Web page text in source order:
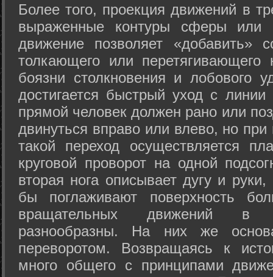
Более того, проекция движений в
выраженные контуры сферы или
движение позволяет «добавить»
толкающего или перетягивающего
боязни столкновения и лобового
достигается быстрый уход с
прямой человек должен рано или
двинуться вправо или влево, но
такой переход осуществляется
круговой проворот на одной
вторая нога описывает дугу и
бы поглаживают поверхность
вращательных движений в
разнообразны. На них же
переворотом. Возвращаясь к
много общего с принципами